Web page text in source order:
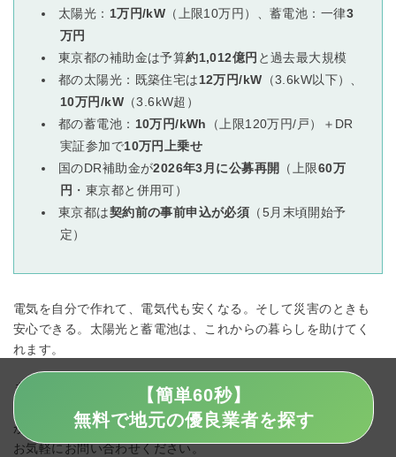
太陽光： 1万円/kW （上限10万円）、蓄電池：一律3
万円
東京都の補助金は予算約1,012億円 と過去最大規模
都の太陽光：既築住宅は12万円/kW （3.6kW以下）、
10万円/kW（3.6kW超）
都の蓄電池： 10万円/kWh
（上限120万円/戸）＋DR
実証参加で10万円上乗せ
国のDR補助金が2026年3月に公募再開 （上限60万
円 ・東京都と併用可）
東京都は契約前の事前申込が必須 （5月末頃開始予
定）
電気を自分で作れて、電気代も安くなる。そして災害のときも
安心できる。太陽光と蓄電池は、これからの暮らしを助けてく
れます。
まずは、あなたの家にどんなものが一番合っているか、そして
使える補助金には何があるか、専門業者に相談してみません
か？無料で見積もりやシミュレーションを行っていますので、
お気軽にお問い合わせください。
【簡単60秒】
無料で地元の優良業者を探す